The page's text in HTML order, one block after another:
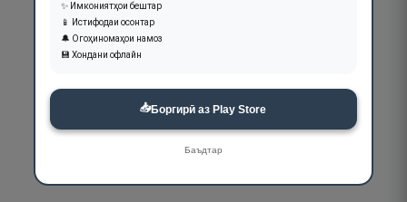
✨ Имкониятҳои бештар
📱 Истифодаи осонтар
🔔 Огоҳиномаҳои намоз
💾 Хондани офлайн
📥Боргирӣ аз Play Store
Баъдтар